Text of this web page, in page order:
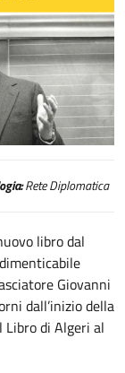
Rete Diplomatica
libro dal
Giovanni
dall’inizio della
Libro di Algeri al